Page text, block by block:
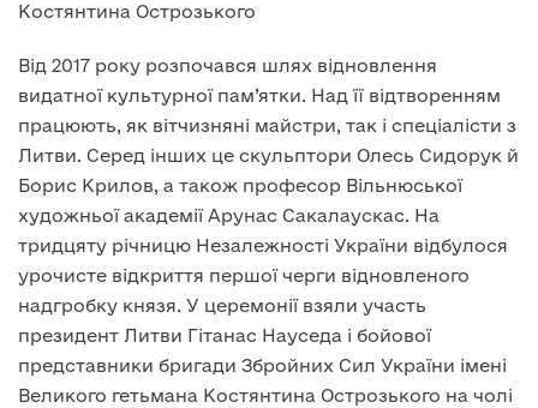
Костянтина Острозького
Від 2017 року розпочався шлях відновлення
видатної культурної пам’ятки. Над її відтворенням
працюють, як вітчизняні майстри, так і спеціалісти з
Литви. Серед інших це скульптори Олесь Сидорук й
Борис Крилов, а також професор Вільнюської
художньої академії Арунас Сакалаускас. На
тридцяту річницю Незалежності України відбулося
урочисте відкриття першої черги відновленого
надгробку князя. У церемонії взяли участь
президент Литви Гітанас Науседа і бойової
представники бригади Збройних Сил України імені
Великого гетьмана Костянтина Острозького на чолі